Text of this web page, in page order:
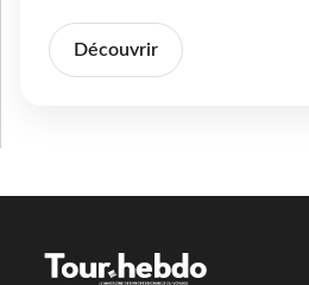
Découvrir